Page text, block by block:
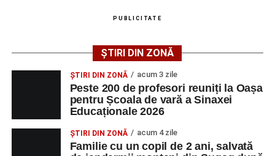
AGENT OCUPAŢIA
NR.
NR.
Technology Srl
OPERATOR LA
MASINI-UNELTE
NUMERICA
1 0752826367
PUBLICITATE
ȘTIRI DIN ZONĂ
ȘTIRI DIN ZONĂ acum 3 zile
Peste 200 de profesori reuniți la Oașa
pentru Școala de vară a Sinaxei
Educaționale 2026
ȘTIRI DIN ZONĂ acum 4 zile
Familie cu un copil de 2 ani, salvată